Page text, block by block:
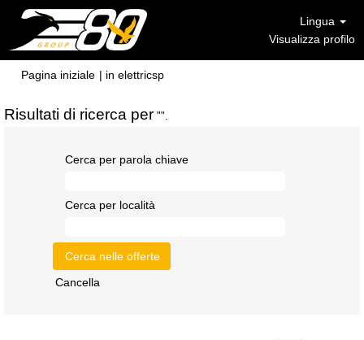
Lingua
Visualizza profilo
Pagina iniziale | in elettricsp(pagina
Risultati di ricerca per "".
Cerca per parola chiave
Cerca per località
Cancella